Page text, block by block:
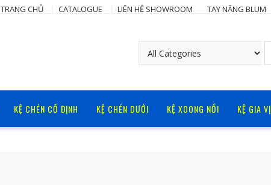
TRANG CHỦ CATALOGUE LIÊN HỆ SHOWROOM TAY NÂNG BLUM
KỆ CHÉN CỐ ĐỊNH KỆ CHÉN DƯỚI KỆ XOONG NỒI KỆ GIA VỊ